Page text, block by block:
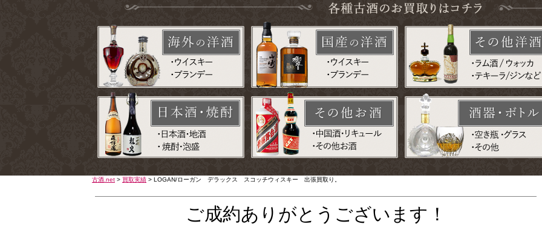
古酒.net > 買取実績 > LOGAN/ローガン デラックス スコッチウィスキー 出張買取り。
ご成約ありがとうございます！